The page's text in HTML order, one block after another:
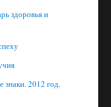
здоровья и
знаки. 2012 год.